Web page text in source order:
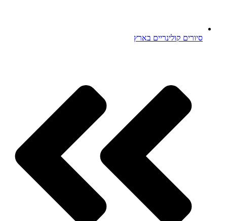
סיורים קולינריים בארץ